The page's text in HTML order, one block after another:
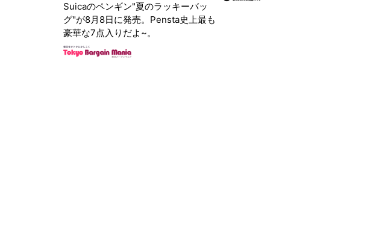
Suicaのペンギン"夏のラッキーバッ
グ"が8月8日に発売。Pensta史上最も
豪華な7点入りだよ~。